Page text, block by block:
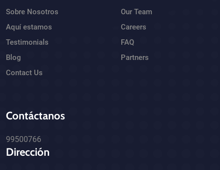
Sobre Nosotros
Aquí estamos
Testimonials
Blog
Contact Us
Our Team
Careers
FAQ
Partners
Contáctanos
99500766
Dirección